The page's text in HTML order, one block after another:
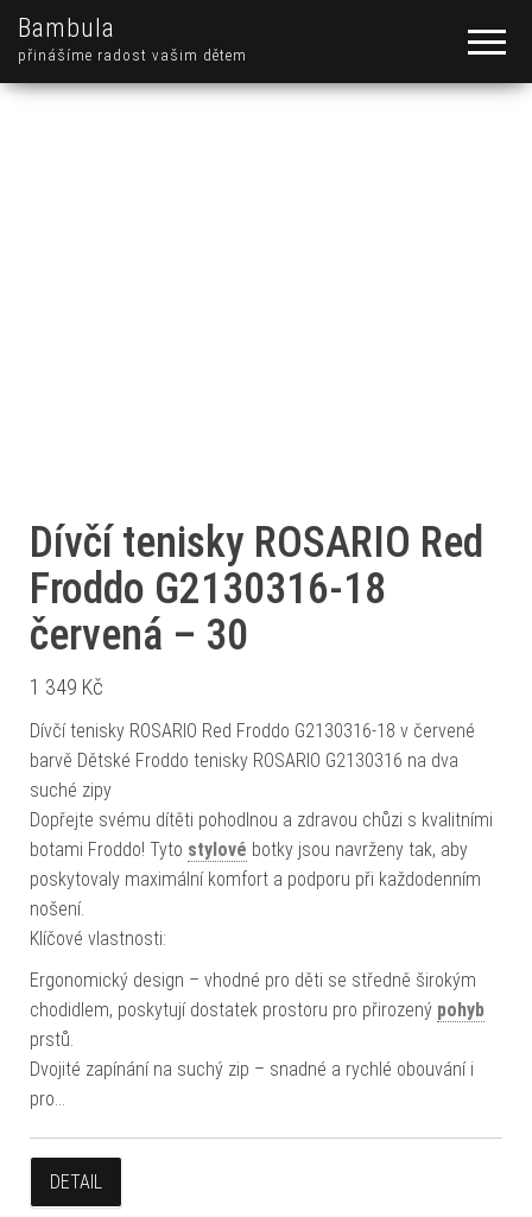
Bambula
přinášíme radost vašim dětem
Dívčí tenisky ROSARIO Red
Froddo G2130316-18
červená – 30
1 349 Kč
Dívčí tenisky ROSARIO Red Froddo G2130316-18 v červené
barvě Dětské Froddo tenisky ROSARIO G2130316 na dva
suché zipy
Dopřejte svému dítěti pohodlnou a zdravou chůzi s kvalitními
botami Froddo! Tyto stylové botky jsou navrženy tak, aby
poskytovaly maximální komfort a podporu při každodenním
nošení.
Klíčové vlastnosti:
Ergonomický design – vhodné pro děti se středně širokým
chodidlem, poskytují dostatek prostoru pro přirozený pohyb
prstů.
Dvojité zapínání na suchý zip – snadné a rychlé obouvání i
pro…
DETAIL